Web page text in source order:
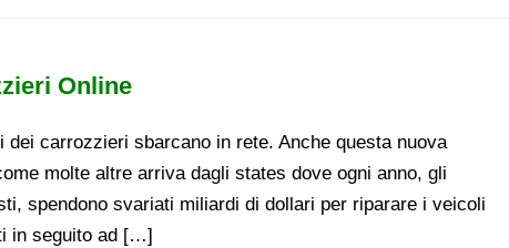
Online
dei carrozzieri sbarcano in rete. Anche questa nuova
molte altre arriva dagli states dove ogni anno, gli
spendono svariati miliardi di dollari per riparare i veicoli
in seguito ad […]